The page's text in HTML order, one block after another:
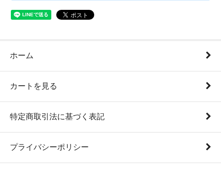
ホーム
カートを見る
特定商取引法に基づく表記
プライバシーポリシー